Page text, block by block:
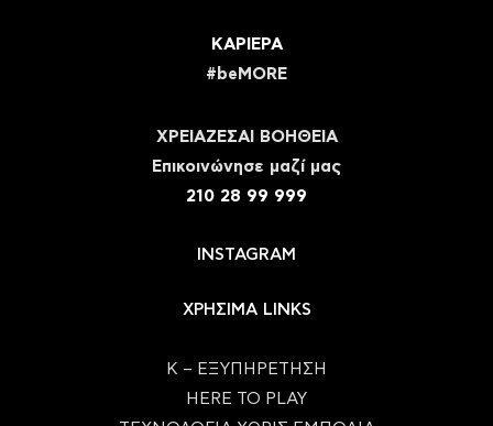
ΚΑΡΙΕΡΑ
#beMORE
ΧΡΕΙΑΖΕΣΑΙ ΒΟΗΘΕΙΑ
Eπικοινώνησε μαζί μας
210 28 99 999
INSTAGRAM
ΧΡΗΣΙΜΑ LINKS
Κ – ΕΞΥΠΗΡΕΤΗΣΗ
HERE TO PLAY